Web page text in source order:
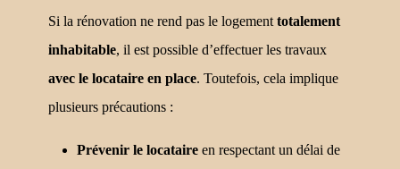
Si la rénovation ne rend pas le logement totalement
inhabitable, il est possible d’effectuer les travaux
avec le locataire en place. Toutefois, cela implique
plusieurs précautions :
Prévenir le locataire en respectant un délai de